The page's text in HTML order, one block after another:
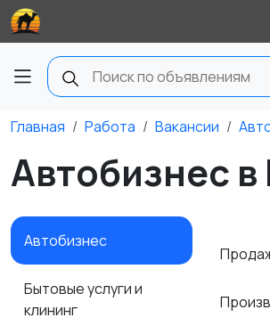
Главная Работа Вакансии
Автобизнес в
Автобизнес
Бытовые услуги и
клининг